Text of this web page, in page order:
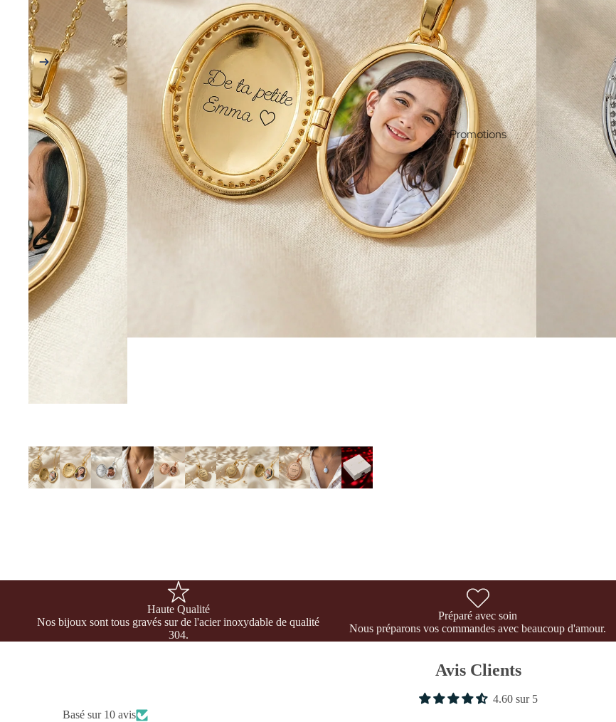
Promotions
Haute Qualité
Nos bijoux sont tous gravés sur de l'acier inoxydable de qualité
304.
Préparé avec soin
Nous préparons vos commandes avec beaucoup d'amour.
Avis Clients
4.60 sur 5
Basé sur 10 avis